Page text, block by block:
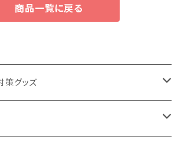
商品一覧に戻る
策グッズ